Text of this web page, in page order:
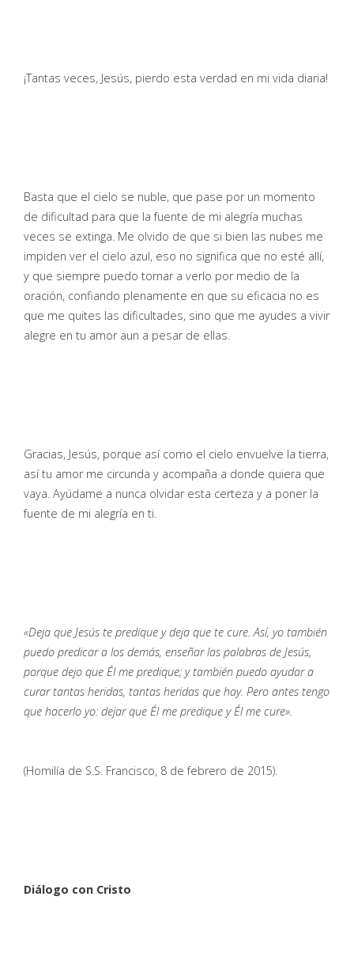
¡Tantas veces, Jesús, pierdo esta verdad en mi vida diaria!
Basta que el cielo se nuble, que pase por un momento
de dificultad para que la fuente de mi alegría muchas
veces se extinga. Me olvido de que si bien las nubes me
impiden ver el cielo azul, eso no significa que no esté allí,
y que siempre puedo tornar a verlo por medio de la
oración, confiando plenamente en que su eficacia no es
que me quites las dificultades, sino que me ayudes a vivir
alegre en tu amor aun a pesar de ellas.
Gracias, Jesús, porque así como el cielo envuelve la tierra,
así tu amor me circunda y acompaña a donde quiera que
vaya. Ayúdame a nunca olvidar esta certeza y a poner la
fuente de mi alegría en ti.
«Deja que Jesús te predique y deja que te cure. Así, yo también
puedo predicar a los demás, enseñar las palabras de Jesús,
porque dejo que Él me predique; y también puedo ayudar a
curar tantas heridas, tantas heridas que hay. Pero antes tengo
que hacerlo yo: dejar que Él me predique y Él me cure».
(Homilía de S.S. Francisco, 8 de febrero de 2015).
Diálogo con Cristo